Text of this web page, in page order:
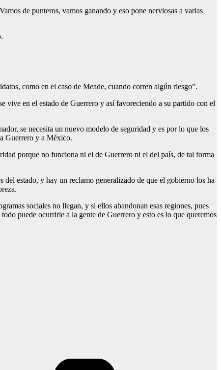
de punteros, vamos ganando y eso pone nerviosas a varias
como en el caso de Meade, cuando corren algún riesgo”.
vive en el estado de Guerrero y así favoreciendo a su partido con el
se necesita un nuevo modelo de seguridad y es por lo que los
Guerrero y a México.
porque no funciona ni el de Guerrero ni el del país, de tal forma
estado, y hay un reclamo generalizado de que el gobierno los ha
sociales no llegan, y si ellos abandonan esas regiones, pues
puede ocurrirle a la gente de Guerrero y esto es lo que queremos